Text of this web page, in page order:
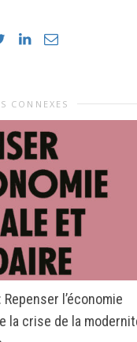
CONNEXES
l’économie
la crise de la